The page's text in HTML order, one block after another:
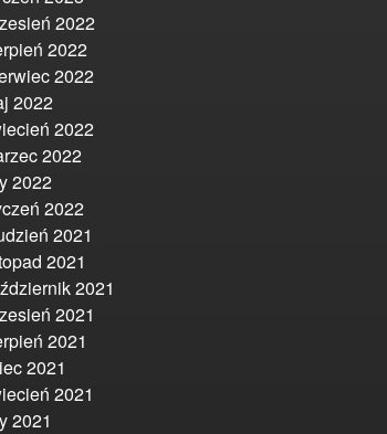
2022
2022
2022
2022
2022
2022
2022
2022
2021
2021
2021
2021
2021
2021
2021
2021